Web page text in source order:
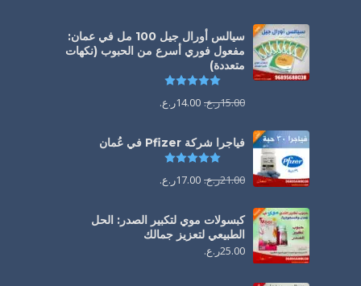
سيالس أورال جيل 100 مل في عمان:
مفعول فوري أسرع من الحبوب (نكهات
متعددة)
15.00ر.ع. 14.00ر.ع.
فياجرا شركة Pfizer في عُمان
21.00ر.ع. 17.00ر.ع.
كبسولات موي لتكبير الصدر: الحل
الطبيعي لتعزيز جمالك
25.00ر.ع.